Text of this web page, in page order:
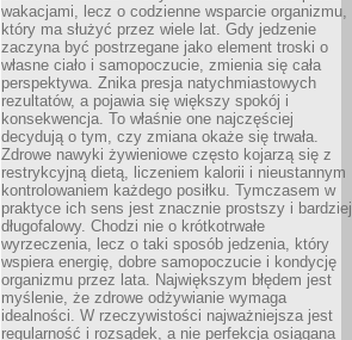
wakacjami, lecz o codzienne wsparcie organizmu,
który ma służyć przez wiele lat. Gdy jedzenie
zaczyna być postrzegane jako element troski o
własne ciało i samopoczucie, zmienia się cała
perspektywa. Znika presja natychmiastowych
rezultatów, a pojawia się większy spokój i
konsekwencja. To właśnie one najczęściej
decydują o tym, czy zmiana okaże się trwała.
Zdrowe nawyki żywieniowe często kojarzą się z
restrykcyjną dietą, liczeniem kalorii i nieustannym
kontrolowaniem każdego posiłku. Tymczasem w
praktyce ich sens jest znacznie prostszy i bardziej
długofalowy. Chodzi nie o krótkotrwałe
wyrzeczenia, lecz o taki sposób jedzenia, który
wspiera energię, dobre samopoczucie i kondycję
organizmu przez lata. Największym błędem jest
myślenie, że zdrowe odżywianie wymaga
idealności. W rzeczywistości najważniejsza jest
regularność i rozsądek, a nie perfekcja osiągana